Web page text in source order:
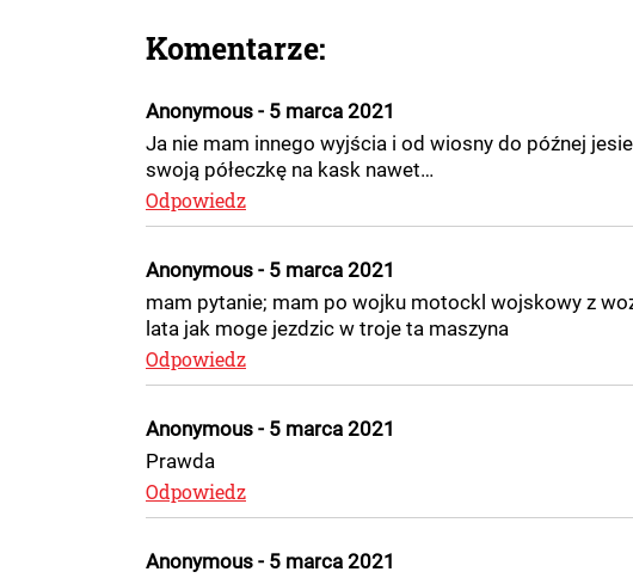
Komentarze:
Anonymous - 5 marca 2021
Ja nie mam innego wyjścia i od wiosny do późnej
swoją półeczkę na kask nawet…
Odpowiedz
Anonymous - 5 marca 2021
mam pytanie; mam po wojku motockl wojskowy z
lata jak moge jezdzic w troje ta maszyna
Odpowiedz
Anonymous - 5 marca 2021
Prawda
Odpowiedz
Anonymous - 5 marca 2021